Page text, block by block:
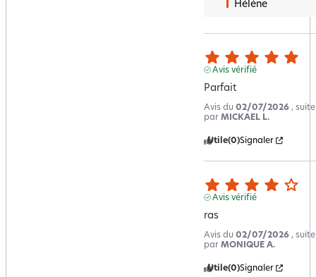
Hélène
Avis vérifié
Parfait
Avis du 02/07/2026 ,
par MICKAEL L.
Utile(0)Signaler
Avis vérifié
ras
Avis du 02/07/2026 ,
par MONIQUE A.
Utile(0)Signaler